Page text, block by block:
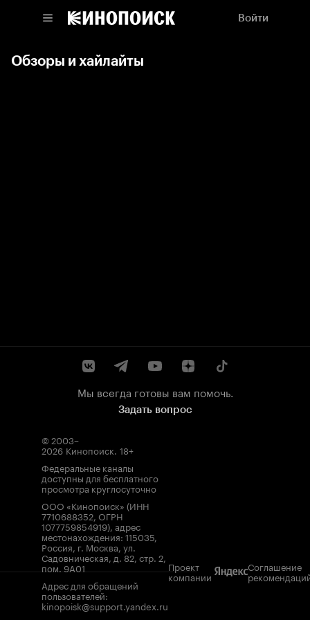
Войти
Обзоры и хайлайты
Мы всегда готовы вам помочь.
Задать вопрос
© 2003–
2026 Кинопоиск. 18+
Федеральные каналы
доступны для бесплатного
просмотра круглосуточно
ООО «Кинопоиск» (ИНН
7710688352, ОГРН
1077759854919), адрес
местонахождения: 115035,
Россия, г. Москва, ул.
Садовническая, д. 82, стр. 2,
пом. 9А01
Адрес для обращений
пользователей:
kinopoisk@support.yandex.ru
Проект
компании
Соглашение